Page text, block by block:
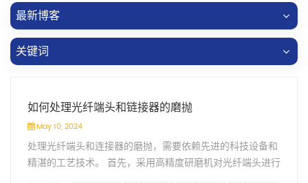
最新博客
关键词
如何处理光纤端头和链接器的磨抛
May 10, 2024
处理光纤端头和连接器的磨抛，需要依赖先进的科技设备和
精湛的工艺技术。 首先，采用高精度研磨机对光纤端头进行